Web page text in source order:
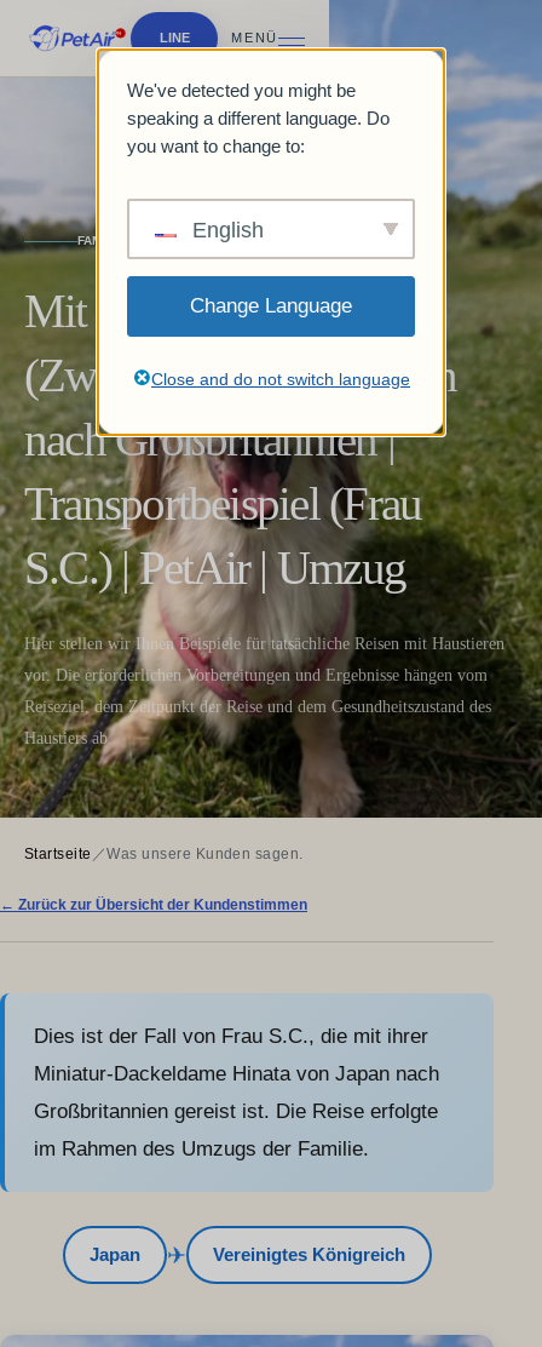
LINE MENÜ
FAMILY JOURNEY
Mit Hinata-chan
(Zwergdackel) von Japan
nach Großbritannien |
Transportbeispiel (Frau
S.C.) | PetAir | Umzug
Hier stellen wir Ihnen Beispiele für tatsächliche Reisen mit Haustieren
vor. Die erforderlichen Vorbereitungen und Ergebnisse hängen vom
Reiseziel, dem Zeitpunkt der Reise und dem Gesundheitszustand des
Haustiers ab.
Startseite ／Was unsere Kunden sagen.
← Zurück zur Übersicht der Kundenstimmen
Dies ist der Fall von Frau S.C., die mit ihrer
Miniatur-Dackeldame Hinata von Japan nach
Großbritannien gereist ist. Die Reise erfolgte
im Rahmen des Umzugs der Familie.
Japan ✈ Vereinigtes Königreich
We've detected you might be
speaking a different language. Do
you want to change to:
English
Change Language
Close and do not switch language